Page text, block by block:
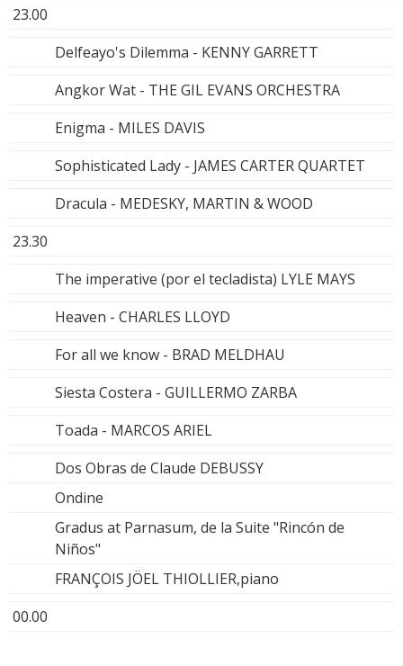
23.00
Delfeayo's Dilemma - KENNY GARRETT
Angkor Wat - THE GIL EVANS ORCHESTRA
Enigma - MILES DAVIS
Sophisticated Lady - JAMES CARTER QUARTET
Dracula - MEDESKY, MARTIN & WOOD
23.30
The imperative (por el tecladista) LYLE MAYS
Heaven - CHARLES LLOYD
For all we know - BRAD MELDHAU
Siesta Costera - GUILLERMO ZARBA
Toada - MARCOS ARIEL
Dos Obras de Claude DEBUSSY
Ondine
Gradus at Parnasum, de la Suite "Rincón de
Niños"
FRANÇOIS JÖEL THIOLLIER,piano
00.00